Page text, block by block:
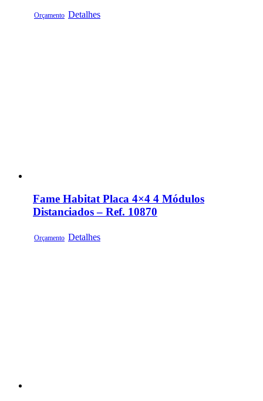
Orçamento Detalhes
Fame Habitat Placa 4×4 4 Módulos
Distanciados – Ref. 10870
Orçamento Detalhes